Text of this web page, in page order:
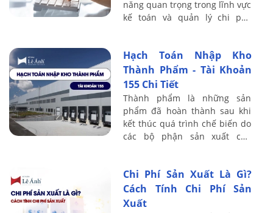
năng quan trọng trong lĩnh vực
kế toán và quản lý chi phí,
nghiệp sản ...
Hạch Toán Nhập Kho
Thành Phẩm - Tài Khoản
155 Chi Tiết
Thành phẩm là những sản
phẩm đã hoàn thành sau khi
kết thúc quá trình chế biến do
các bộ phận sản xuất của
Cách hạch ...
Chi Phí Sản Xuất Là Gì?
Cách Tính Chi Phí Sản
Xuất